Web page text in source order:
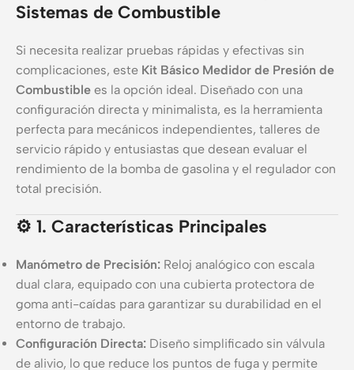
Sistemas de Combustible
Si necesita realizar pruebas rápidas y efectivas sin
complicaciones, este Kit Básico Medidor de Presión de
Combustible es la opción ideal. Diseñado con una
configuración directa y minimalista, es la herramienta
perfecta para mecánicos independientes, talleres de
servicio rápido y entusiastas que desean evaluar el
rendimiento de la bomba de gasolina y el regulador con
total precisión.
⚙️ 1. Características Principales
Manómetro de Precisión: Reloj analógico con escala
dual clara, equipado con una cubierta protectora de
goma anti-caídas para garantizar su durabilidad en el
entorno de trabajo.
Configuración Directa: Diseño simplificado sin válvula
de alivio, lo que reduce los puntos de fuga y permite